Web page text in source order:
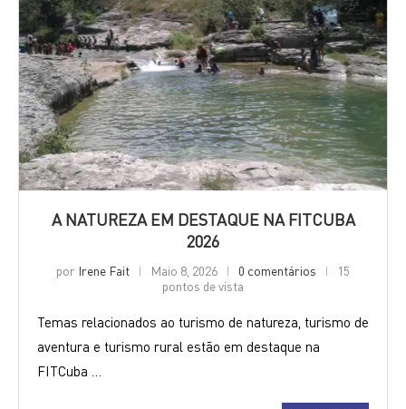
A NATUREZA EM DESTAQUE NA FITCUBA
2026
por Irene Fait Maio 8, 2026 0 comentários
15
pontos de vista
Temas relacionados ao turismo de natureza, turismo de
aventura e turismo rural estão em destaque na
FITCuba …